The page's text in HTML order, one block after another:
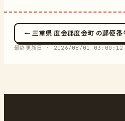
← 三重県 度会郡度会町 の郵便番
最終更新日 · 2026/08/01 03:00:12